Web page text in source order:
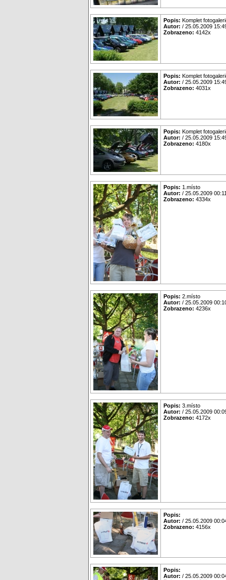
Popis: Komplet
Autor: / 25.05.2009
Zobrazeno: 4142x
Popis: Komplet
Autor: / 25.05.2009
Zobrazeno: 4031x
Popis: Komplet
Autor: / 25.05.2009
Zobrazeno: 4180x
Popis: 1.místo
Autor: / 25.05.2009
Zobrazeno: 4334x
Popis: 2.místo
Autor: / 25.05.2009
Zobrazeno: 4236x
Popis: 3.místo
Autor: / 25.05.2009
Zobrazeno: 4172x
Popis:
Autor: / 25.05.2009
Zobrazeno: 4156x
Popis:
Autor: / 25.05.2009